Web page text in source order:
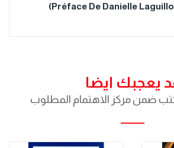
يعجبك ايضا
ضمن مركز الاهتمام المطلوب